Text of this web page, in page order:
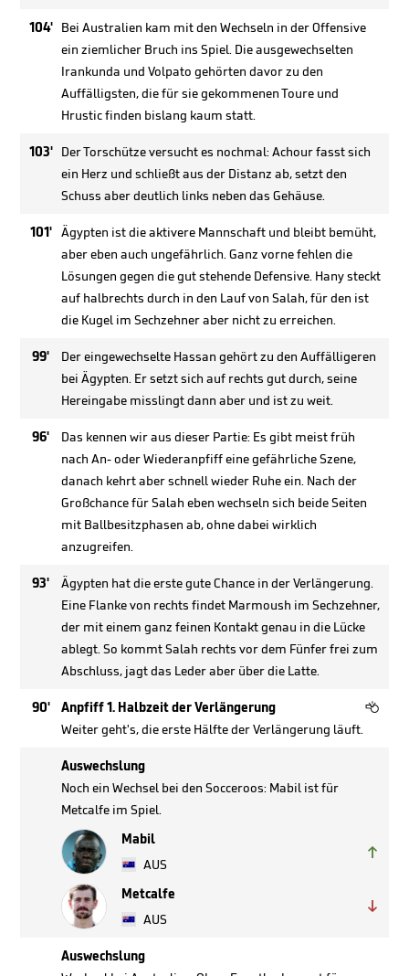
104' Bei Australien kam mit den Wechseln in der Offensive
ein ziemlicher Bruch ins Spiel. Die ausgewechselten
Irankunda und Volpato gehörten davor zu den
Auffälligsten, die für sie gekommenen Toure und
Hrustic finden bislang kaum statt.
103' Der Torschütze versucht es nochmal: Achour fasst sich
ein Herz und schließt aus der Distanz ab, setzt den
Schuss aber deutlich links neben das Gehäuse.
101' Ägypten ist die aktivere Mannschaft und bleibt bemüht,
aber eben auch ungefährlich. Ganz vorne fehlen die
Lösungen gegen die gut stehende Defensive. Hany steckt
auf halbrechts durch in den Lauf von Salah, für den ist
die Kugel im Sechzehner aber nicht zu erreichen.
99'
Der eingewechselte Hassan gehört zu den Auffälligeren
bei Ägypten. Er setzt sich auf rechts gut durch, seine
Hereingabe misslingt dann aber und ist zu weit.
96'
Das kennen wir aus dieser Partie: Es gibt meist früh
nach An- oder Wiederanpfiff eine gefährliche Szene,
danach kehrt aber schnell wieder Ruhe ein. Nach der
Großchance für Salah eben wechseln sich beide Seiten
mit Ballbesitzphasen ab, ohne dabei wirklich
anzugreifen.
93'
Ägypten hat die erste gute Chance in der Verlängerung.
Eine Flanke von rechts findet Marmoush im Sechzehner,
der mit einem ganz feinen Kontakt genau in die Lücke
ablegt. So kommt Salah rechts vor dem Fünfer frei zum
Abschluss, jagt das Leder aber über die Latte.
90' Anpfiff 1. Halbzeit der Verlängerung 
Weiter geht's, die erste Hälfte der Verlängerung läuft.
Auswechslung
Noch ein Wechsel bei den Socceroos: Mabil ist für
Metcalfe im Spiel.
Mabil
AUS

Metcalfe
AUS

Auswechslung